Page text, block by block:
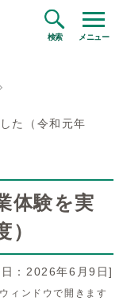
検索 メニュー
た（令和元年
体験を実
日：2026年6月9日]
ィンドウで開きます